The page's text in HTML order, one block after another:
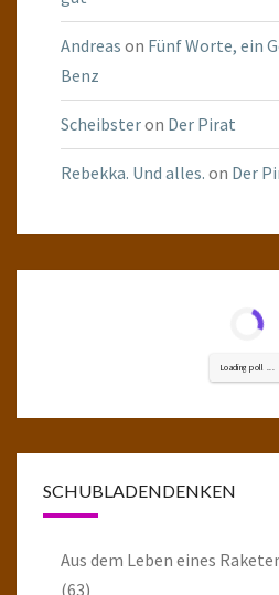
Andreas on Fünf Worte, ein
Benz
Scheibsteron Der Pirat
Rebekka. Und alles. on Der
Loading poll ...
SCHUBLADENDENKEN
Aus dem Leben eines
(63)